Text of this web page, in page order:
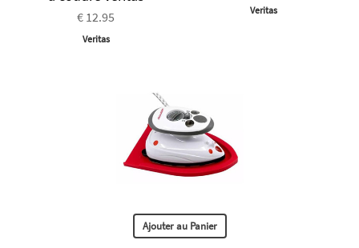
€ 12.95
Veritas
Veritas
Ajouter au Panier